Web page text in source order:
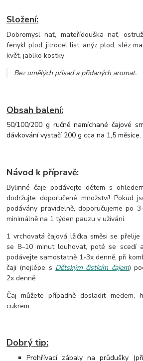
Složení:
Dobromysl nať, mateřídouška nať,
fenykl plod, jitrocel list, anýz plod, sléz
květ, jablko kostky
Bez umělých přísad a přidaných aromat.
Obsah balení:
50/100/200 g ručně namíchané čajové
dávkování vystačí 200 g cca na 1,5 měsíce.
Návod k přípravě:
Bylinné čaje podávejte dětem s
dodržujte doporučené množství! Pokud
podávány pravidelně, doporučujeme po
minimálně na 1 týden pauzu v užívání.
1 vrchovatá čajová lžička směsi se
se 8–10 minut louhovat, poté se scedí
podávejte samostatně 1-3x denně, při
čaji (nejlépe s Dětským čistícím čajem)
2x denně.
Čaj můžete případně dosladit medem,
cukrem.
Dobrý tip:
Prohřívací zábaly na průdušky